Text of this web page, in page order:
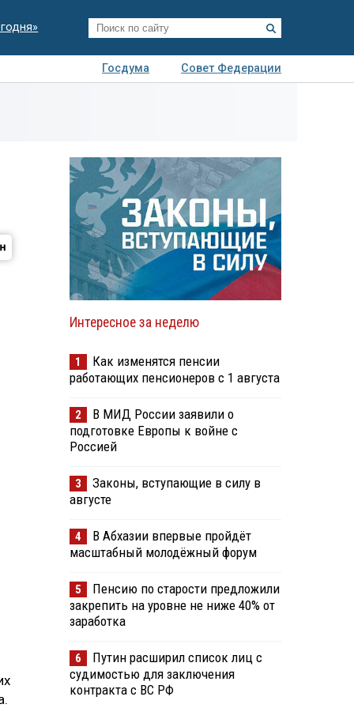
Госдума
Совет Федерации
Интересное за неделю
1
Как изменятся пенсии
работающих пенсионеров с 1 августа
2
В МИД России заявили о
подготовке Европы к войне с
Россией
3
Законы, вступающие в силу в
августе
4
В Абхазии впервые пройдёт
масштабный молодёжный форум
5
Пенсию по старости предложили
закрепить на уровне не ниже 40% от
заработка
6
Путин расширил список лиц с
судимостью для заключения
контракта с ВС РФ